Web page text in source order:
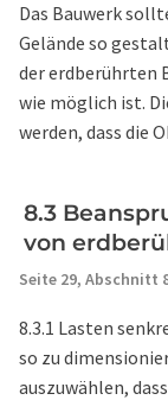
Das Bauwerk
Gelände so
der erdberührten
wie möglich ist.
werden, dass die
8.3
von
Seite 29, Abschnitt
8.3.1 Lasten
so zu
auszuwählen,